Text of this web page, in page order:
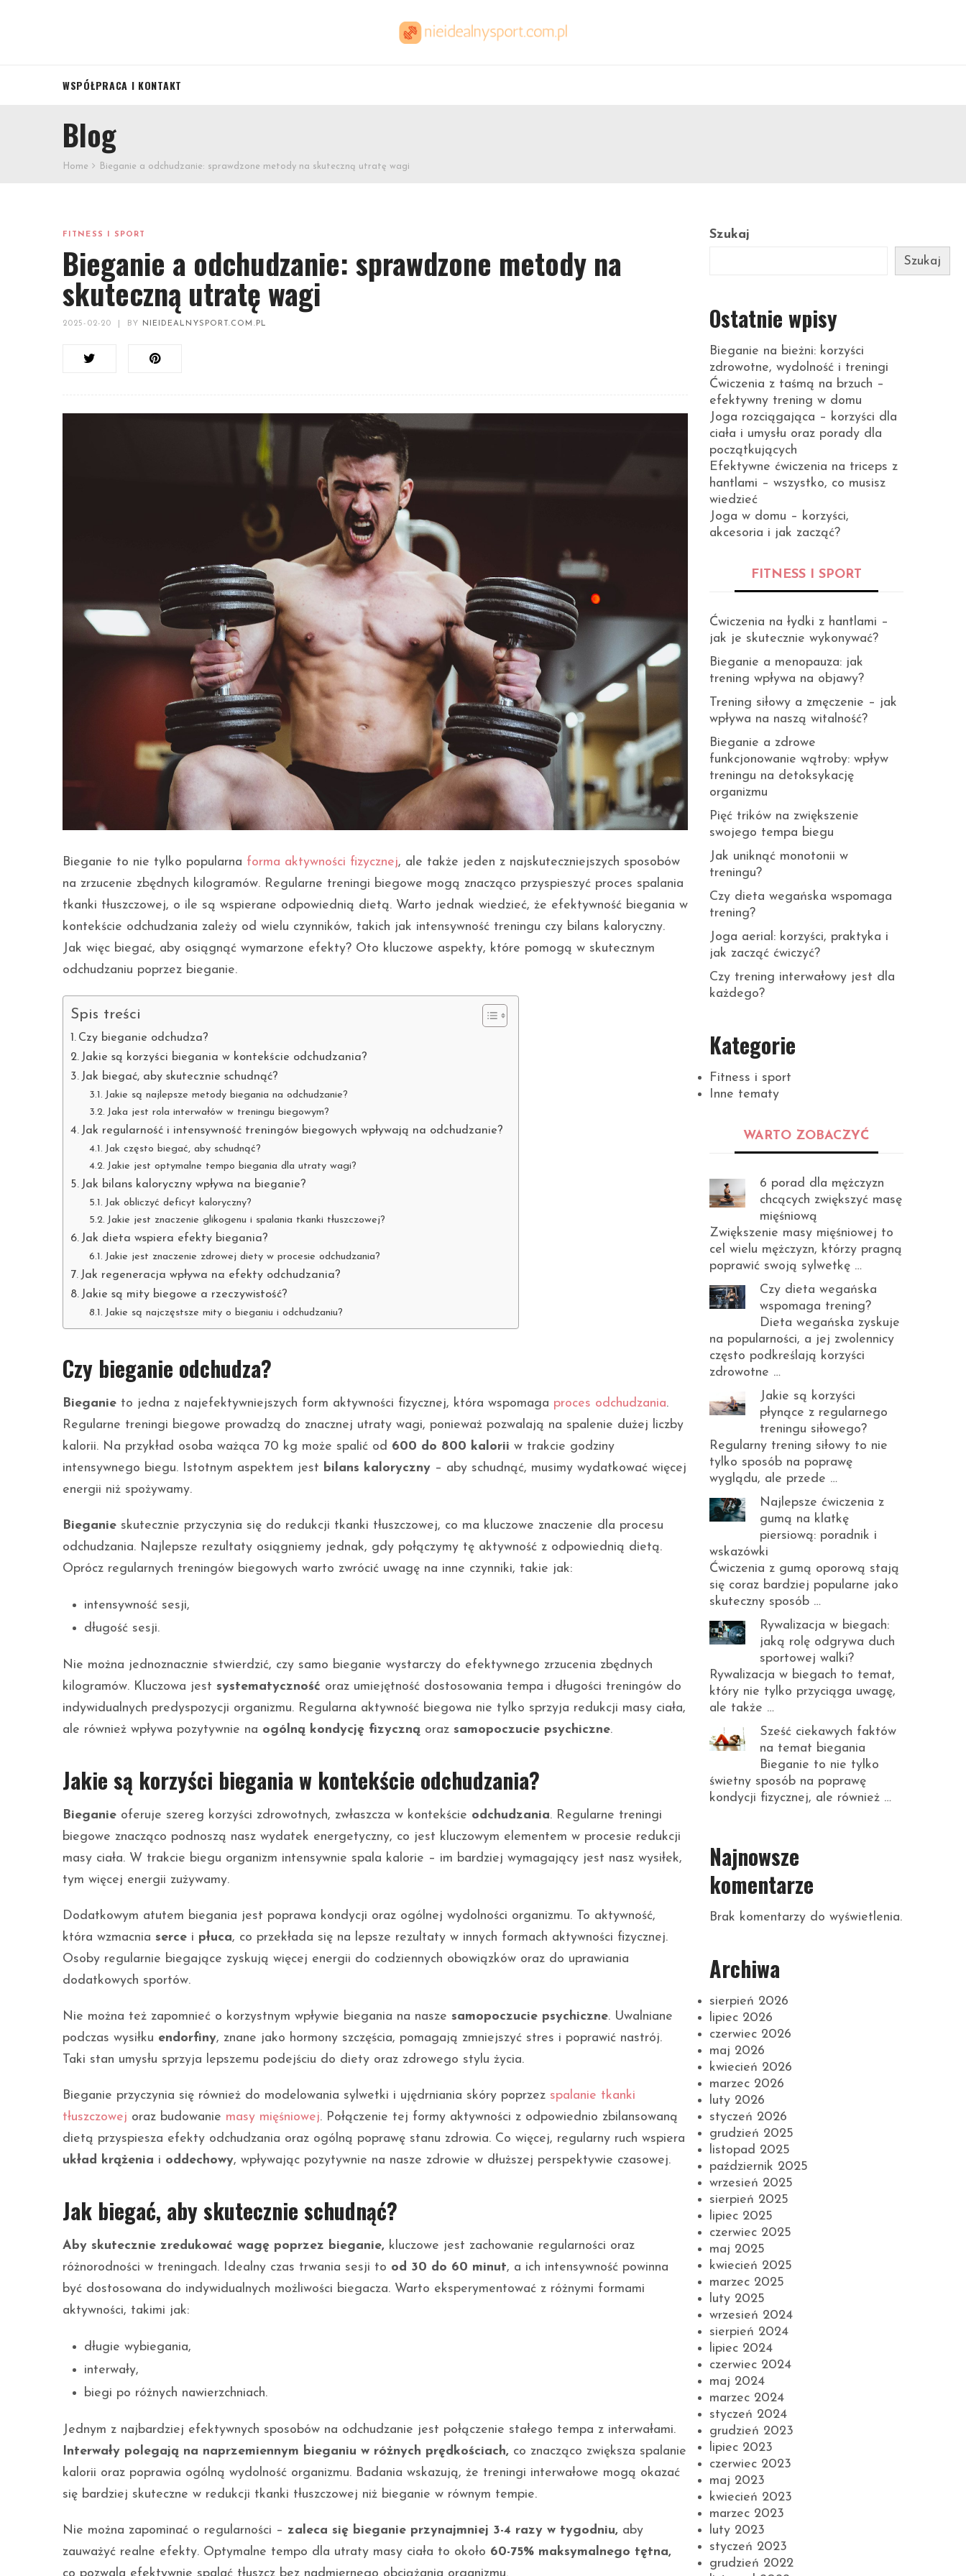
WSPÓŁPRACA I KONTAKT
Blog
Home Bieganie a odchudzanie: sprawdzone metody na skuteczną utratę wagi
FITNESS I SPORT
Bieganie a odchudzanie: sprawdzone metody na
skuteczną utratę wagi
2025-02-20 BY NIEIDEALNYSPORT.COM.PL
Bieganie to nie tylko popularna forma aktywności fizycznej, ale także jeden z najskuteczniejszych sposobów
na zrzucenie zbędnych kilogramów. Regularne treningi biegowe mogą znacząco przyspieszyć proces spalania
tkanki tłuszczowej, o ile są wspierane odpowiednią dietą. Warto jednak wiedzieć, że efektywność biegania w
kontekście odchudzania zależy od wielu czynników, takich jak intensywność treningu czy bilans kaloryczny.
Jak więc biegać, aby osiągnąć wymarzone efekty? Oto kluczowe aspekty, które pomogą w skutecznym
odchudzaniu poprzez bieganie.
Spis treści
Czy bieganie odchudza?
Jakie są korzyści biegania w kontekście odchudzania?
Jak biegać, aby skutecznie schudnąć?
Jakie są najlepsze metody biegania na odchudzanie?
Jaka jest rola interwałów w treningu biegowym?
Jak regularność i intensywność treningów biegowych wpływają na odchudzanie?
Jak często biegać, aby schudnąć?
Jakie jest optymalne tempo biegania dla utraty wagi?
Jak bilans kaloryczny wpływa na bieganie?
Jak obliczyć deficyt kaloryczny?
Jakie jest znaczenie glikogenu i spalania tkanki tłuszczowej?
Jak dieta wspiera efekty biegania?
Jakie jest znaczenie zdrowej diety w procesie odchudzania?
Jak regeneracja wpływa na efekty odchudzania?
Jakie są mity biegowe a rzeczywistość?
Jakie są najczęstsze mity o bieganiu i odchudzaniu?
Czy bieganie odchudza?
Bieganie to jedna z najefektywniejszych form aktywności fizycznej, która wspomaga proces odchudzania.
Regularne treningi biegowe prowadzą do znacznej utraty wagi, ponieważ pozwalają na spalenie dużej liczby
kalorii. Na przykład osoba ważąca 70 kg może spalić od 600 do 800 kalorii w trakcie godziny
intensywnego biegu. Istotnym aspektem jest bilans kaloryczny – aby schudnąć, musimy wydatkować więcej
energii niż spożywamy.
Bieganie skutecznie przyczynia się do redukcji tkanki tłuszczowej, co ma kluczowe znaczenie dla procesu
odchudzania. Najlepsze rezultaty osiągniemy jednak, gdy połączymy tę aktywność z odpowiednią dietą.
Oprócz regularnych treningów biegowych warto zwrócić uwagę na inne czynniki, takie jak:
intensywność sesji,
długość sesji.
Nie można jednoznacznie stwierdzić, czy samo bieganie wystarczy do efektywnego zrzucenia zbędnych
kilogramów. Kluczowa jest systematyczność oraz umiejętność dostosowania tempa i długości treningów do
indywidualnych predyspozycji organizmu. Regularna aktywność biegowa nie tylko sprzyja redukcji masy ciała,
ale również wpływa pozytywnie na ogólną kondycję fizyczną oraz samopoczucie psychiczne.
Jakie są korzyści biegania w kontekście odchudzania?
Bieganie oferuje szereg korzyści zdrowotnych, zwłaszcza w kontekście odchudzania. Regularne treningi
biegowe znacząco podnoszą nasz wydatek energetyczny, co jest kluczowym elementem w procesie redukcji
masy ciała. W trakcie biegu organizm intensywnie spala kalorie – im bardziej wymagający jest nasz wysiłek,
tym więcej energii zużywamy.
Dodatkowym atutem biegania jest poprawa kondycji oraz ogólnej wydolności organizmu. To aktywność,
która wzmacnia serce i płuca, co przekłada się na lepsze rezultaty w innych formach aktywności fizycznej.
Osoby regularnie biegające zyskują więcej energii do codziennych obowiązków oraz do uprawiania
dodatkowych sportów.
Nie można też zapomnieć o korzystnym wpływie biegania na nasze samopoczucie psychiczne. Uwalniane
podczas wysiłku endorfiny, znane jako hormony szczęścia, pomagają zmniejszyć stres i poprawić nastrój.
Taki stan umysłu sprzyja lepszemu podejściu do diety oraz zdrowego stylu życia.
Bieganie przyczynia się również do modelowania sylwetki i ujędrniania skóry poprzez spalanie tkanki
tłuszczowej oraz budowanie masy mięśniowej. Połączenie tej formy aktywności z odpowiednio zbilansowaną
dietą przyspiesza efekty odchudzania oraz ogólną poprawę stanu zdrowia. Co więcej, regularny ruch wspiera
układ krążenia i oddechowy, wpływając pozytywnie na nasze zdrowie w dłuższej perspektywie czasowej.
Jak biegać, aby skutecznie schudnąć?
Aby skutecznie zredukować wagę poprzez bieganie, kluczowe jest zachowanie regularności oraz
różnorodności w treningach. Idealny czas trwania sesji to od 30 do 60 minut, a ich intensywność powinna
być dostosowana do indywidualnych możliwości biegacza. Warto eksperymentować z różnymi formami
aktywności, takimi jak:
długie wybiegania,
interwały,
biegi po różnych nawierzchniach.
Jednym z najbardziej efektywnych sposobów na odchudzanie jest połączenie stałego tempa z interwałami.
Interwały polegają na naprzemiennym bieganiu w różnych prędkościach, co znacząco zwiększa spalanie
kalorii oraz poprawia ogólną wydolność organizmu. Badania wskazują, że treningi interwałowe mogą okazać
się bardziej skuteczne w redukcji tkanki tłuszczowej niż bieganie w równym tempie.
Nie można zapominać o regularności – zaleca się bieganie przynajmniej 3-4 razy w tygodniu, aby
zauważyć realne efekty. Optymalne tempo dla utraty masy ciała to około 60-75% maksymalnego tętna,
Szukaj
Szukaj
Ostatnie wpisy
Bieganie na bieżni: korzyści
zdrowotne, wydolność i treningi
Ćwiczenia z taśmą na brzuch –
efektywny trening w domu
Joga rozciągająca – korzyści dla
ciała i umysłu oraz porady dla
początkujących
Efektywne ćwiczenia na triceps z
hantlami – wszystko, co musisz
wiedzieć
Joga w domu – korzyści,
akcesoria i jak zacząć?
FITNESS I SPORT
Ćwiczenia na łydki z hantlami –
jak je skutecznie wykonywać?
Bieganie a menopauza: jak
trening wpływa na objawy?
Trening siłowy a zmęczenie – jak
wpływa na naszą witalność?
Bieganie a zdrowe
funkcjonowanie wątroby: wpływ
treningu na detoksykację
organizmu
Pięć trików na zwiększenie
swojego tempa biegu
Jak uniknąć monotonii w
treningu?
Czy dieta wegańska wspomaga
trening?
Joga aerial: korzyści, praktyka i
jak zacząć ćwiczyć?
Czy trening interwałowy jest dla
każdego?
Kategorie
Fitness i sport
Inne tematy
WARTO ZOBACZYĆ
6 porad dla mężczyzn
chcących zwiększyć masę
mięśniową
Zwiększenie masy mięśniowej to
cel wielu mężczyzn, którzy pragną
poprawić swoją sylwetkę …
Czy dieta wegańska
wspomaga trening?
Dieta wegańska zyskuje
na popularności, a jej zwolennicy
często podkreślają korzyści
zdrowotne …
Jakie są korzyści
płynące z regularnego
treningu siłowego?
Regularny trening siłowy to nie
tylko sposób na poprawę
wyglądu, ale przede …
Najlepsze ćwiczenia z
gumą na klatkę
piersiową: poradnik i
wskazówki
Ćwiczenia z gumą oporową stają
się coraz bardziej popularne jako
skuteczny sposób …
Rywalizacja w biegach:
jaką rolę odgrywa duch
sportowej walki?
Rywalizacja w biegach to temat,
który nie tylko przyciąga uwagę,
ale także …
Sześć ciekawych faktów
na temat biegania
Bieganie to nie tylko
świetny sposób na poprawę
kondycji fizycznej, ale również …
Najnowsze
komentarze
Brak komentarzy do wyświetlenia.
Archiwa
sierpień 2026
lipiec 2026
czerwiec 2026
maj 2026
kwiecień 2026
marzec 2026
luty 2026
styczeń 2026
grudzień 2025
listopad 2025
październik 2025
wrzesień 2025
sierpień 2025
lipiec 2025
czerwiec 2025
maj 2025
kwiecień 2025
marzec 2025
luty 2025
wrzesień 2024
sierpień 2024
lipiec 2024
czerwiec 2024
maj 2024
marzec 2024
styczeń 2024
grudzień 2023
lipiec 2023
czerwiec 2023
maj 2023
kwiecień 2023
marzec 2023
luty 2023
styczeń 2023
grudzień 2022